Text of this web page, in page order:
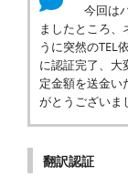
今回は
ましたところ、
うに突然のTEL
に認証完了、大
定金額を送金い
がとうございま
翻訳認証